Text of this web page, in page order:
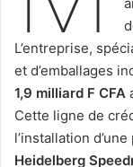
L’entreprise,
et d’emballages
1,9 milliard F CFA
Cette ligne de
l’installation
Heidelberg